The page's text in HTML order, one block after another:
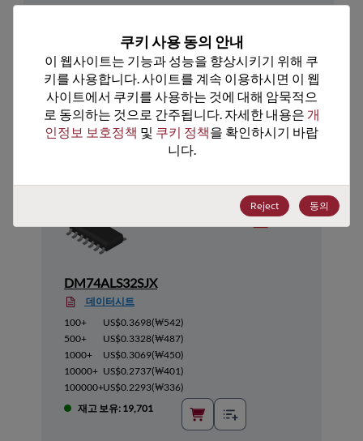
추천 대체 제품
DM74ALS32SJX
데이터시트
100+
US$0.3698(₩542)
500+
US$0.3328(₩487)
1000+
US$0.3069(₩450)
10000+ US$0.2737(₩401)
100000+US$0.2293(₩336)
재고 보유: 19,701
쿠키 사용 동의 안내
이 웹사이트는 기능과 성능을 향상시키기 위해 쿠
키를 사용합니다. 사이트를 계속 이용하시면 이 웹
사이트에서 쿠키를 사용하는 것에 대해 암묵적으
로 동의하는 것으로 간주됩니다. 자세한 내용은 개
인정보 보호정책 및 쿠키 정책을 확인하시기 바랍
니다.
Reject 동의